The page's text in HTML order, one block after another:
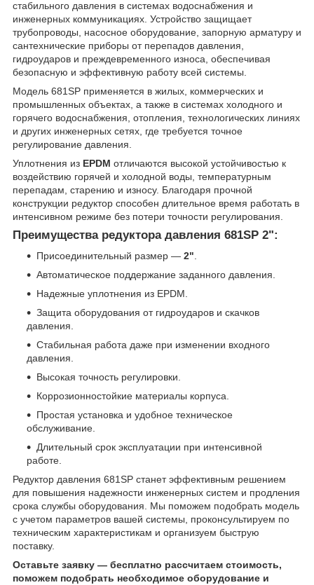
стабильного давления в системах водоснабжения и
инженерных коммуникациях. Устройство защищает
трубопроводы, насосное оборудование, запорную арматуру и
сантехнические приборы от перепадов давления,
гидроударов и преждевременного износа, обеспечивая
безопасную и эффективную работу всей системы.
Модель 681SP применяется в жилых, коммерческих и
промышленных объектах, а также в системах холодного и
горячего водоснабжения, отопления, технологических линиях
и других инженерных сетях, где требуется точное
регулирование давления.
Уплотнения из EPDM отличаются высокой устойчивостью к
воздействию горячей и холодной воды, температурным
перепадам, старению и износу. Благодаря прочной
конструкции редуктор способен длительное время работать в
интенсивном режиме без потери точности регулирования.
Преимущества редуктора давления 681SP 2":
Присоединительный размер — 2".
Автоматическое поддержание заданного давления.
Надежные уплотнения из EPDM.
Защита оборудования от гидроударов и скачков
давления.
Стабильная работа даже при изменении входного
давления.
Высокая точность регулировки.
Коррозионностойкие материалы корпуса.
Простая установка и удобное техническое
обслуживание.
Длительный срок эксплуатации при интенсивной
работе.
Редуктор давления 681SP станет эффективным решением
для повышения надежности инженерных систем и продления
срока службы оборудования. Мы поможем подобрать модель
с учетом параметров вашей системы, проконсультируем по
техническим характеристикам и организуем быструю
поставку.
Оставьте заявку — бесплатно рассчитаем стоимость,
поможем подобрать необходимое оборудование и